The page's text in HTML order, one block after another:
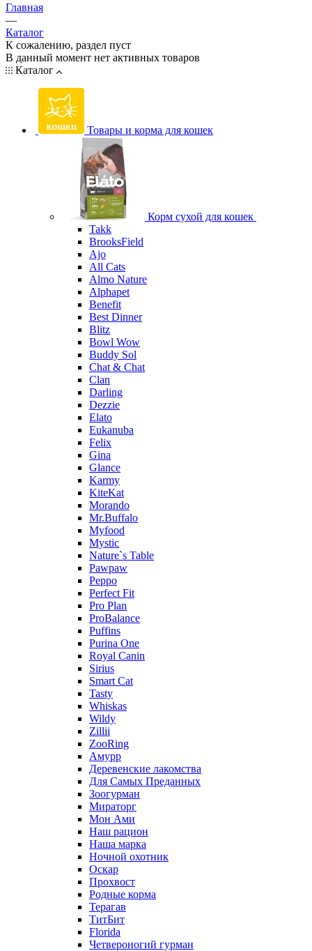
Главная
—
Каталог
К сожалению, раздел пуст
В данный момент нет активных товаров
Каталог
Товары и корма для кошек
Корм сухой для кошек
Takk
BrooksField
Ajo
All Cats
Almo Nature
Alphapet
Benefit
Best Dinner
Blitz
Bowl Wow
Buddy Sol
Chat & Chat
Clan
Darling
Dezzie
Elato
Eukanuba
Felix
Gina
Glance
Karmy
KiteKat
Morando
Mr.Buffalo
Myfood
Mystic
Nature`s Table
Pawpaw
Peppo
Perfect Fit
Pro Plan
ProBalance
Puffins
Purina One
Royal Canin
Sirius
Smart Cat
Tasty
Whiskas
Wildy
Zillii
ZooRing
Амурр
Деревенские лакомства
Для Самых Преданных
Зоогурман
Мираторг
Мон Ами
Наш рацион
Наша марка
Ночной охотник
Оскар
Прохвост
Родные корма
Терагав
ТитБит
Florida
Четвероногий гурман